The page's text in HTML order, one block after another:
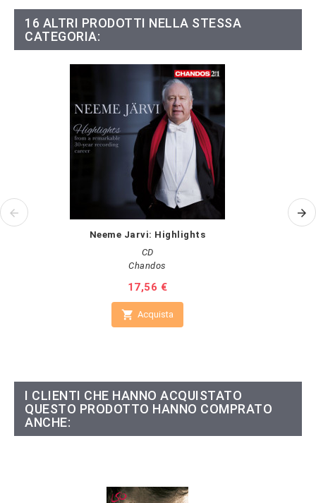
16 ALTRI PRODOTTI NELLA STESSA
CATEGORIA:
Neeme Jarvi: Highlights
CD
Chandos
Prezzo
17,56 €
 Acquista
I CLIENTI CHE HANNO ACQUISTATO
QUESTO PRODOTTO HANNO COMPRATO
ANCHE: